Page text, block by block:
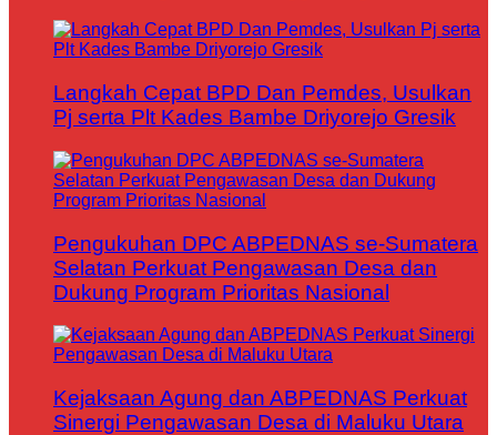
Langkah Cepat BPD Dan Pemdes, Usulkan
Pj serta Plt Kades Bambe Driyorejo Gresik
Pengukuhan DPC ABPEDNAS se-Sumatera
Selatan Perkuat Pengawasan Desa dan
Dukung Program Prioritas Nasional
Kejaksaan Agung dan ABPEDNAS Perkuat
Sinergi Pengawasan Desa di Maluku Utara